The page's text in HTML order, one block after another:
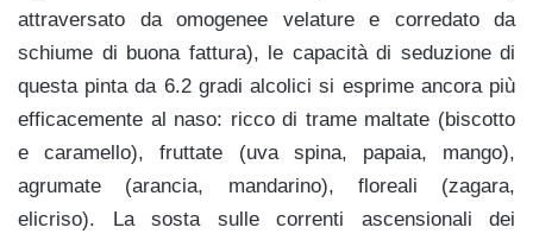
attraversato da omogenee velature e corredato da
schiume di buona fattura), le capacità di seduzione di
questa pinta da 6.2 gradi alcolici si esprime ancora più
efficacemente al naso: ricco di trame maltate (biscotto
e caramello), fruttate (uva spina, papaia, mango),
agrumate (arancia, mandarino), floreali (zagara,
elicriso). La sosta sulle correnti ascensionali dei